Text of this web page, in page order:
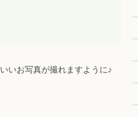
いいお写真が撮れますように♪